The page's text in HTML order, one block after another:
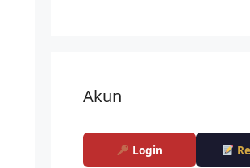
Akun
Login